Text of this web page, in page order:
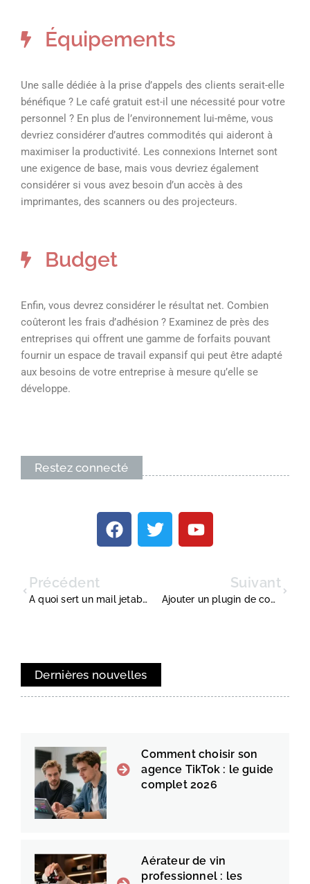
Équipements
Une salle dédiée à la prise d’appels des clients serait-elle
bénéfique ? Le café gratuit est-il une nécessité pour votre
personnel ? En plus de l’environnement lui-même, vous
devriez considérer d’autres commodités qui aideront à
maximiser la productivité. Les connexions Internet sont
une exigence de base, mais vous devriez également
considérer si vous avez besoin d’un accès à des
imprimantes, des scanners ou des projecteurs.
Budget
Enfin, vous devrez considérer le résultat net. Combien
coûteront les frais d’adhésion ? Examinez de près des
entreprises qui offrent une gamme de forfaits pouvant
fournir un espace de travail expansif qui peut être adapté
aux besoins de votre entreprise à mesure qu’elle se
développe.
Restez connecté
Précédent
A quoi sert un mail jetable ?
Suivant
Ajouter un plugin de commerce électronique à votre site Web
Dernières nouvelles
Comment choisir son
agence TikTok : le guide
complet 2026
Aérateur de vin
professionnel : les